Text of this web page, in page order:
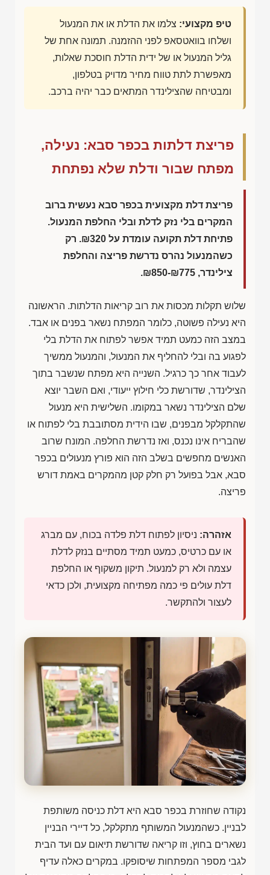
טיפ מקצועי: צלמו את הדלת או את המנעול
ושלחו בוואטסאפ לפני ההזמנה. תמונה אחת של
גליל המנעול או של ידית הדלת חוסכת שאלות,
מאפשרת לתת טווח מחיר מדויק בטלפון,
ומבטיחה שהצילינדר המתאים כבר יהיה ברכב.
פריצת דלתות בכפר סבא: נעילה,
מפתח שבור ודלת שלא נפתחת
פריצת דלת מקצועית בכפר סבא נעשית ברוב
המקרים בלי נזק לדלת ובלי החלפת המנעול.
פתיחת דלת תקועה עומדת על ₪320. רק
כשהמנעול נהרס נדרשת פריצה והחלפת
צילינדר, ₪850-₪775
.
שלוש תקלות מכסות את רוב קריאות הדלתות. הראשונה
היא נעילה פשוטה, כלומר המפתח נשאר בפנים או אבד.
במצב הזה כמעט תמיד אפשר לפתוח את הדלת בלי
לפגוע בה ובלי להחליף את המנעול, והמנעול ממשיך
לעבוד אחר כך כרגיל. השנייה היא מפתח שנשבר בתוך
הצילינדר, שדורשת כלי חילוץ ייעודי, ואם השבר יוצא
שלם הצילינדר נשאר במקומו. השלישית היא מנעול
שהתקלקל מבפנים, שבו הידית מסתובבת בלי לפתוח או
שהבריח אינו נכנס, ואז נדרשת החלפה. המונח שרוב
האנשים מחפשים בשלב הזה הוא פורץ מנעולים בכפר
סבא, אבל בפועל רק חלק קטן מהמקרים באמת דורש
פריצה.
אזהרה: ניסיון לפתוח דלת פלדה בכוח, עם מברג
או עם כרטיס, כמעט תמיד מסתיים בנזק לדלת
עצמה ולא רק למנעול. תיקון משקוף או החלפת
דלת עולים פי כמה מפתיחה מקצועית, ולכן כדאי
לעצור ולהתקשר.
נקודה שחוזרת בכפר סבא היא דלת כניסה משותפת
לבניין. כשהמנעול המשותף מתקלקל, כל דיירי הבניין
נשארים בחוץ, וזו קריאה שדורשת תיאום עם ועד הבית
לגבי מספר המפתחות שיסופקו. במקרים כאלה עדיף